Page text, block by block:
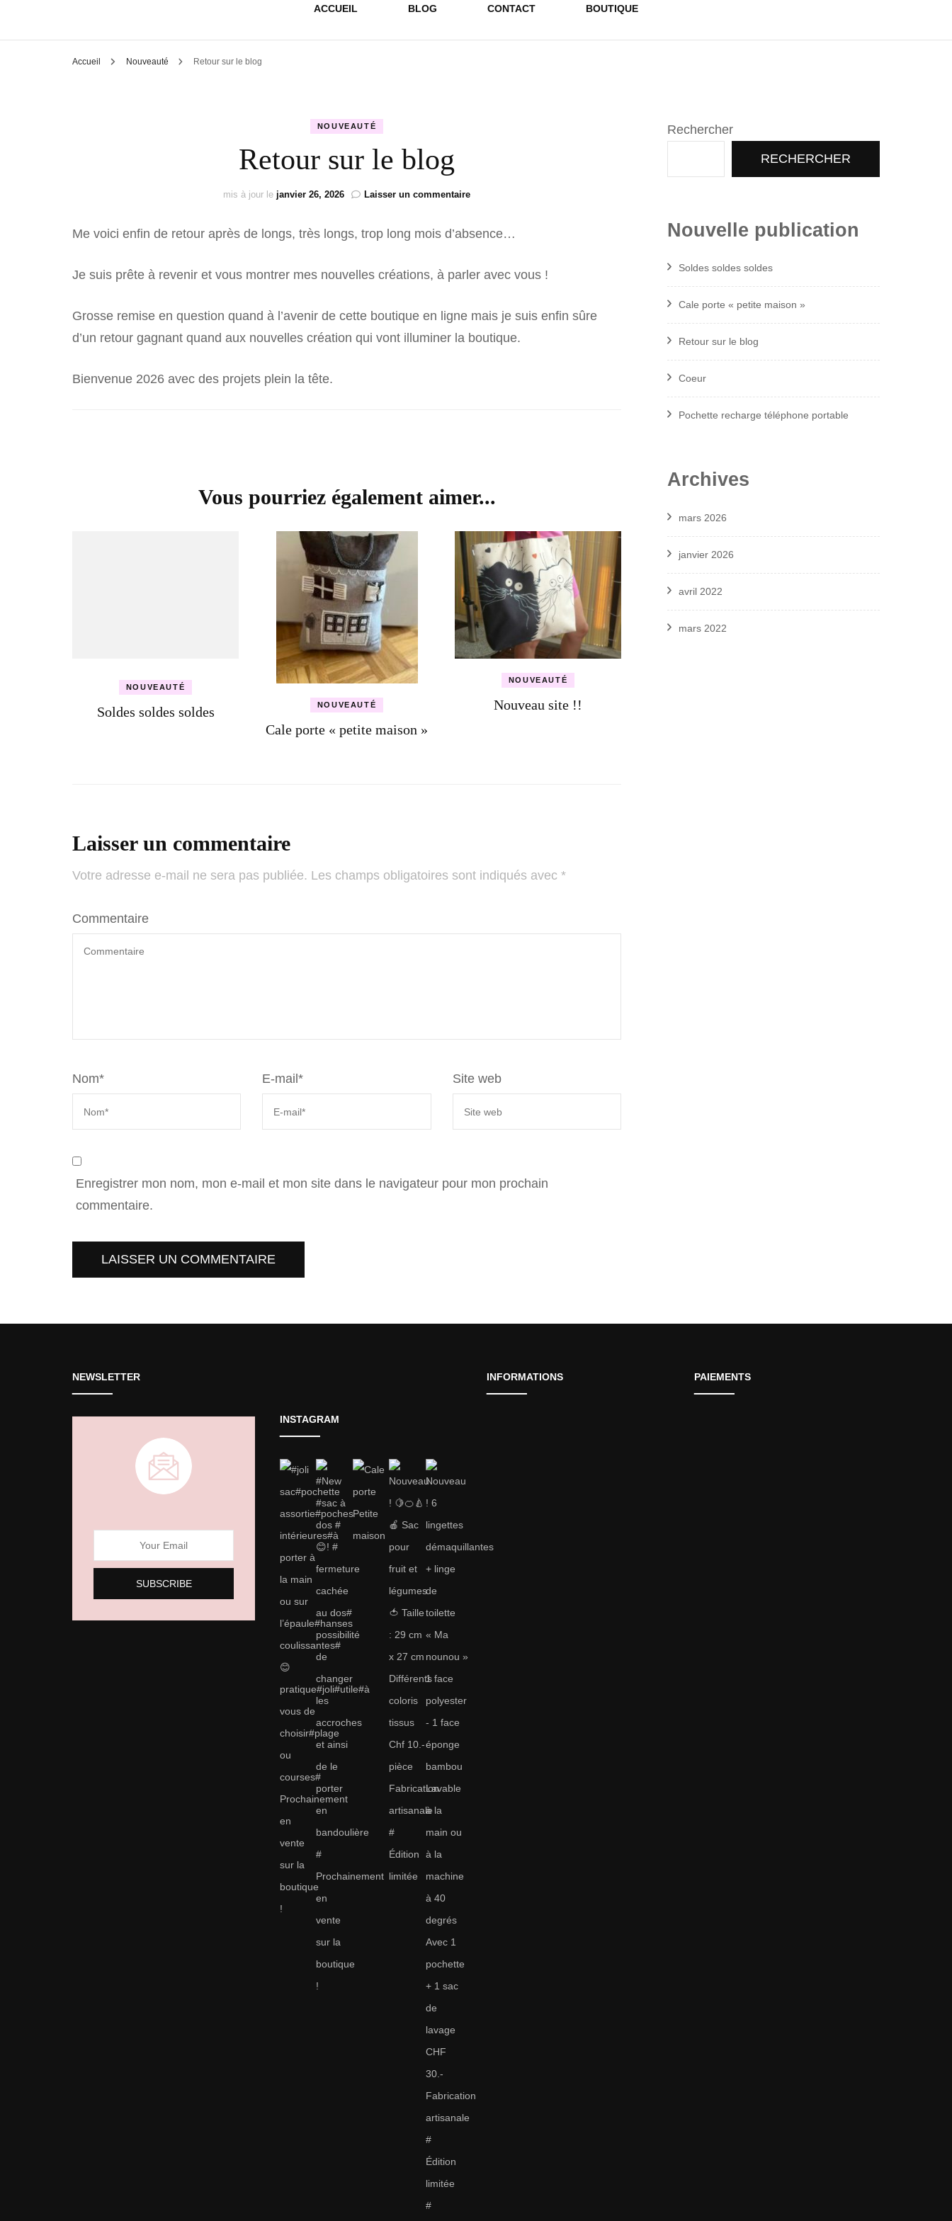
ACCUEIL BLOG CONTACT BOUTIQUE
Accueil Nouveauté Retour sur le blog
NOUVEAUTÉ
Retour sur le blog
mis à jour le janvier 26, 2026 Laisser un commentairesur
le
Me voici enfin de retour après de longs, très longs, trop long mois d’absence…
Je suis prête à revenir et vous montrer mes nouvelles créations, à parler avec vous !
Grosse remise en question quand à l’avenir de cette boutique en ligne mais je suis enfin sûre
d’un retour gagnant quand aux nouvelles création qui vont illuminer la boutique.
Bienvenue 2026 avec des projets plein la tête.
Vous pourriez également aimer...
NOUVEAUTÉ
Soldes soldes soldes NOUVEAUTÉ
Cale porte « petite maison »
NOUVEAUTÉ
Nouveau site !!
Laisser un commentaire
Votre adresse e-mail ne sera pas publiée. Les champs obligatoires sont indiqués avec *
Commentaire
Nom* E-mail* Site web
Enregistrer mon nom, mon e-mail et mon site dans le navigateur pour mon prochain
commentaire.
Alternative:
Rechercher
RECHERCHER
Nouvelle publication
Soldes soldes soldes
Cale porte « petite maison »
Retour sur le blog
Coeur
Pochette recharge téléphone portable
Archives
mars 2026
janvier 2026
avril 2022
mars 2022
NEWSLETTER
INSTAGRAM
INFORMATIONS PAIEMENTS